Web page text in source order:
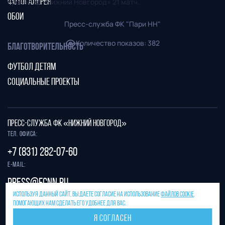
провел за «Нижний Новгород» 21 матч.
Пресс-служба ФК "Пари НН"
Количество показов: 382
ФОТОГАЛЕРЕЯ
ОБОИ
БЛАГОТВОРИТЕЛЬНОСТЬ
ФУТБОЛ ДЕТЯМ
СОЦИАЛЬНЫЕ ПРОЕКТЫ
Защита от спама reCAPTCHA.
Конфиденциальностьиусловия использования
ПРЕСС-СЛУЖБА ФК «НИЖНИЙ НОВГОРОД»
Тел. офиса:
+7 (831) 282-07-60
E-mail:
press@fcnn.ru
ИСПОЛЬЗУЯ ДАННЫЙ САЙТ, ВЫ ДАЕТЕ СОГЛАСИЕ НА ИСПОЛЬЗОВАНИЕФАЙЛОВ COOKIE,
ПОМОГАЮЩИХ НАМ СДЕЛАТЬ ЕГО УДОБНЕЕ ДЛЯ ВАС.
Я СОГЛАСЕН